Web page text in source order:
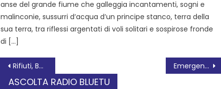
anse del grande fiume che galleggia incantamenti, sogni e
malinconie, sussurri d’acqua d’un principe stanco, terra della
sua terra, tra riflessi argentati di voli solitari e sospirose fronde
di […]
Rifiuti, Bosaro fa scuola Emergenza casa: crescono gli sfratti
ASCOLTA RADIO BLUETU